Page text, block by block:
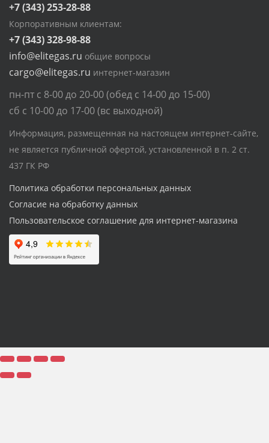
+7 (343) 253-28-88
Корпоративным клиентам:
+7 (343) 328-98-88
info@elitegas.ru общие вопросы
cargo@elitegas.ru интернет-магазин
пн-пт с 8-00 до 20-00 (обед с 14-00 до 15-00)
сб с 10-00 до 17-00 (вс выходной)
Информация, размещенная на настоящем интернет-сайте,
не является публичной офертой, установленной в п. 2 ст.
437 ГК РФ
Политика обработки персональных данных
Согласие на обработку данных
Пользовательское соглашение для интернет-магазина